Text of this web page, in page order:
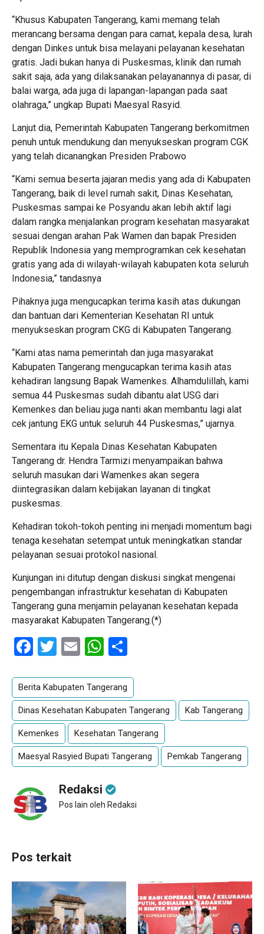
“Khusus Kabupaten Tangerang, kami memang telah
merancang bersama dengan para camat, kepala desa, lurah
dengan Dinkes untuk bisa melayani pelayanan kesehatan
gratis. Jadi bukan hanya di Puskesmas, klinik dan rumah
sakit saja, ada yang dilaksanakan pelayanannya di pasar, di
balai warga, ada juga di lapangan-lapangan pada saat
olahraga,” ungkap Bupati Maesyal Rasyid.
Lanjut dia, Pemerintah Kabupaten Tangerang berkomitmen
penuh untuk mendukung dan menyukseskan program CGK
yang telah dicanangkan Presiden Prabowo
“Kami semua beserta jajaran medis yang ada di Kabupaten
Tangerang, baik di level rumah sakit, Dinas Kesehatan,
Puskesmas sampai ke Posyandu akan lebih aktif lagi
dalam rangka menjalankan program kesehatan masyarakat
sesuai dengan arahan Pak Wamen dan bapak Presiden
Republik Indonesia yang memprogramkan cek kesehatan
gratis yang ada di wilayah-wilayah kabupaten kota seluruh
Indonesia,” tandasnya
Pihaknya juga mengucapkan terima kasih atas dukungan
dan bantuan dari Kementerian Kesehatan RI untuk
menyukseskan program CKG di Kabupaten Tangerang.
“Kami atas nama pemerintah dan juga masyarakat
Kabupaten Tangerang mengucapkan terima kasih atas
kehadiran langsung Bapak Wamenkes. Alhamdulillah, kami
semua 44 Puskesmas sudah dibantu alat USG dari
Kemenkes dan beliau juga nanti akan membantu lagi alat
cek jantung EKG untuk seluruh 44 Puskesmas,” ujarnya.
Sementara itu Kepala Dinas Kesehatan Kabupaten
Tangerang dr. Hendra Tarmizi menyampaikan bahwa
seluruh masukan dari Wamenkes akan segera
diintegrasikan dalam kebijakan layanan di tingkat
puskesmas.
Kehadiran tokoh-tokoh penting ini menjadi momentum bagi
tenaga kesehatan setempat untuk meningkatkan standar
pelayanan sesuai protokol nasional.
Kunjungan ini ditutup dengan diskusi singkat mengenai
pengembangan infrastruktur kesehatan di Kabupaten
Tangerang guna menjamin pelayanan kesehatan kepada
masyarakat Kabupaten Tangerang.(*)
Facebook
Twitter
EmailWhatsApp
Berita Kabupaten Tangerang
Dinas Kesehatan Kabupaten Tangerang Kab Tangerang
Kemenkes Kesehatan Tangerang
Maesyal Rasyied Bupati Tangerang Pemkab Tangerang
Redaksi
Pos lain oleh Redaksi
Pos terkait